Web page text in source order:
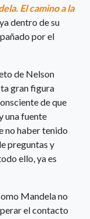
El camino a la
dentro de su
por el
de Nelson
gran figura
de que
una fuente
no haber tenido
preguntas y
ello, ya es
Mandela no
el contacto